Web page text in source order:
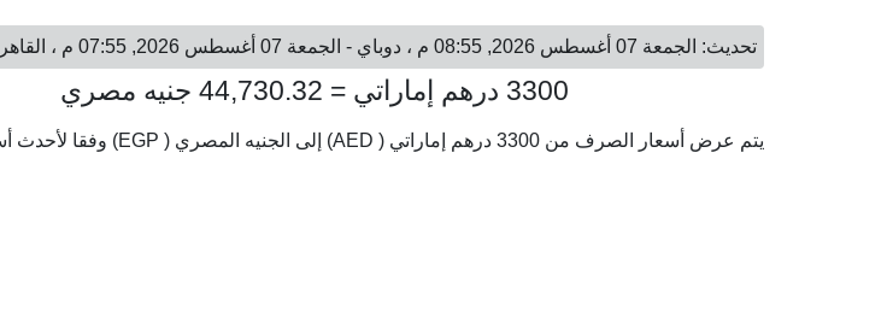
تحديث: الجمعة 07 أغسطس 2026, 08:55 م ، دوباي - الجمعة 07 أغسطس 2026, 07:55 م ، القاهرة
3300 درهم إماراتي = 44,730.32 جنيه مصري
يتم عرض أسعار الصرف من 3300 درهم إماراتي ( AED) إلى الجنيه المصري ( EGP) وفقا لأحدث أسعار الصرف.